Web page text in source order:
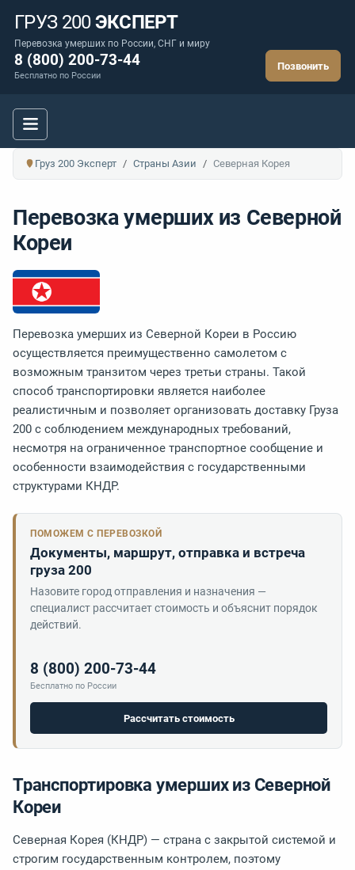
ГРУЗ 200ЭКСПЕРТ
Перевозка умерших по России, СНГ и миру
8 (800) 200-73-44
Бесплатно по России
Позвонить
Груз 200 Эксперт Страны Азии Северная Корея
Перевозка умерших из Северной
Кореи
Перевозка умерших из Северной Кореи в Россию
осуществляется преимущественно самолетом с
возможным транзитом через третьи страны. Такой
способ транспортировки является наиболее
реалистичным и позволяет организовать доставку Груза
200 с соблюдением международных требований,
несмотря на ограниченное транспортное сообщение и
особенности взаимодействия с государственными
структурами КНДР.
ПОМОЖЕМ С ПЕРЕВОЗКОЙ
Документы, маршрут, отправка и встреча
груза 200
Назовите город отправления и назначения —
специалист рассчитает стоимость и объяснит порядок
действий.
8 (800) 200-73-44
Бесплатно по России
Рассчитать стоимость
Транспортировка умерших из Северной
Кореи
Северная Корея (КНДР) — страна с закрытой системой и
строгим государственным контролем, поэтому